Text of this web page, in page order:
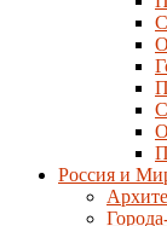
Россия и